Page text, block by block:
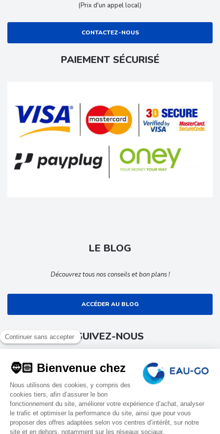
(Prix d'un appel local)
CONTACTEZ-NOUS
PAIEMENT SÉCURISÉ
LE BLOG
Découvrez tous nos conseils et bon plans !
ACCÉDER AU BLOG
SUIVEZ-NOUS
Suivez toute l’actualité EAU-GO